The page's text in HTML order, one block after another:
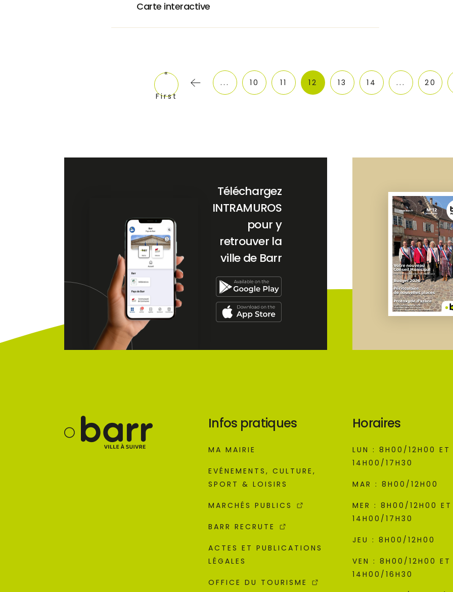
Carte interactive
«
First
« ... 10 11 12 13 14 ... 20
Téléchargez
INTRAMUROS
pour y
retrouver la
ville de Barr
Infos pratiques
MA MAIRIE
EVÉNEMENTS, CULTURE,
SPORT & LOISIRS
MARCHÉS PUBLICS
BARR RECRUTE
ACTES ET PUBLICATIONS
LÉGALES
OFFICE DU TOURISME
Horaires
LUN : 8H00/12H00 ET
14H00/17H30
MAR : 8H00/12H00
MER : 8H00/12H00 ET
14H00/17H30
JEU : 8H00/12H00
VEN : 8H00/12H00 ET
14H00/16H30